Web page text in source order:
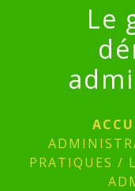
Le
PRATIQUES /